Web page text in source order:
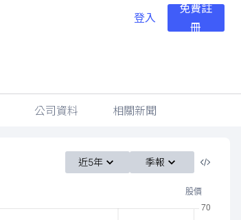
登入
免費註
冊
公司資料 相關新聞
近5年 季報